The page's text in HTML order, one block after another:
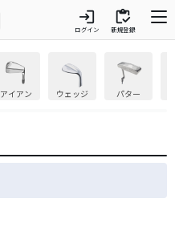
login
ログイン
inventory
新規登録
アイアン ウェッジ パター